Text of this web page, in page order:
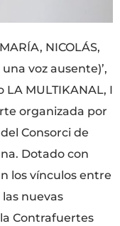
NICOLÁS,
voz ausente)’,
MULTIKANAL, I
organizada por
Consorci de
Dotado con
los vínculos entre
nuevas
Contrafuertes